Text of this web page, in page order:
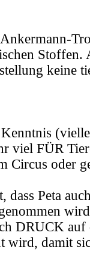
Stoffen.
keine
viel FÜR
Circus oder
dass Peta
DRUCK auf
wird, damit